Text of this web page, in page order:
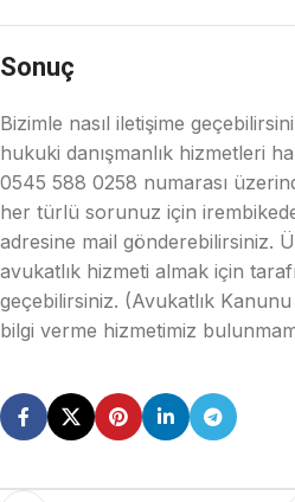
Sonuç
Bizimle nasıl iletişime
hukuki danışmanlık hizmetleri
0545 588 0258 numarası
her türlü sorunuz için
adresine mail gönderebilirsiniz.
avukatlık hizmeti almak için
geçebilirsiniz. (Avukatlık Kanunu
bilgi verme hizmetimiz